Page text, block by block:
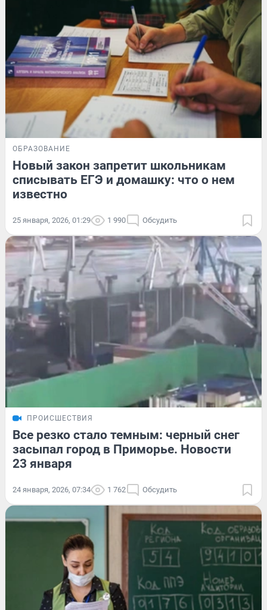
ОБРАЗОВАНИЕ
Новый закон запретит школьникам
списывать ЕГЭ и домашку: что о нем
известно
25 января, 2026, 01:29 1 990 Обсудить
ПРОИСШЕСТВИЯ
Все резко стало темным: черный снег
засыпал город в Приморье. Новости
23 января
24 января, 2026, 07:34 1 762 Обсудить